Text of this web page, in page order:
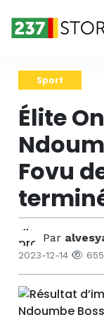
Sport
Élite
Fovu
Par
2023-12-14 655